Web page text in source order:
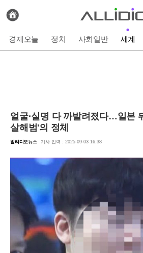
전
체
사
보
기
경제오늘 정치 사회일반 세계
얼굴·실명 다 까발려졌다…일본
살해범'의 정체
알리디오뉴스 기사 입력 : 2025-09-03 16:38